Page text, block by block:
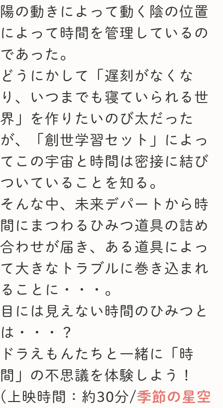
陽の動きによって動く陰の位置
によって時間を管理しているの
であった。
どうにかして「遅刻がなくな
り、いつまでも寝ていられる世
界」を作りたいのび太だった
が、「創世学習セット」によっ
てこの宇宙と時間は密接に結び
ついていることを知る。
そんな中、未来デパートから時
間にまつわるひみつ道具の詰め
合わせが届き、ある道具によっ
て大きなトラブルに巻き込まれ
ることに・・・。
目には見えない時間のひみつと
は・・・？
ドラえもんたちと一緒に「時
間」の不思議を体験しよう！
(上映時間：約30分/季節の星空